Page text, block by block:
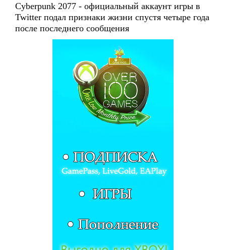
Cyberpunk 2077 - официальный аккаунт игры в
Twitter подал признаки жизни спустя четыре года
после последнего сообщения